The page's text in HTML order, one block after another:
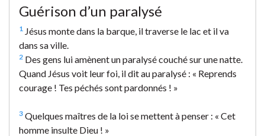
Guérison d’un paralysé
1 Jésus monte dans la barque, il traverse le lac et il va
dans sa ville.
2 Des gens lui amènent un paralysé couché sur une natte.
Quand Jésus voit leur foi, il dit au paralysé : « Reprends
courage ! Tes péchés sont pardonnés ! »
3 Quelques maîtres de la loi se mettent à penser : « Cet
homme insulte Dieu ! »